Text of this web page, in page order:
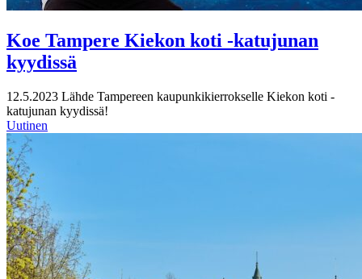
Koe Tampere Kiekon koti -katujunan
kyydissä
12.5.2023 Lähde Tampereen kaupunkikierrokselle Kiekon koti -
katujunan kyydissä!
Uutinen